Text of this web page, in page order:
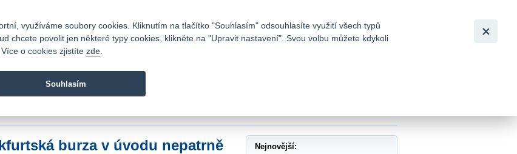
Fio banka je moderní česká banka. Poskytuje účty bez poplatků a
burza v úvodu nepatrně
Nejnovější:
využíváme soubory cookies. Kliknutím na tlačítko "Souhlasím" odsouhlasíte využití všech typů
chcete povolit jen některé typy cookies, klikněte na "Upravit nastavení". Svou volbu můžete kdykoli
o cookies zjistíte zde
Souhlasím